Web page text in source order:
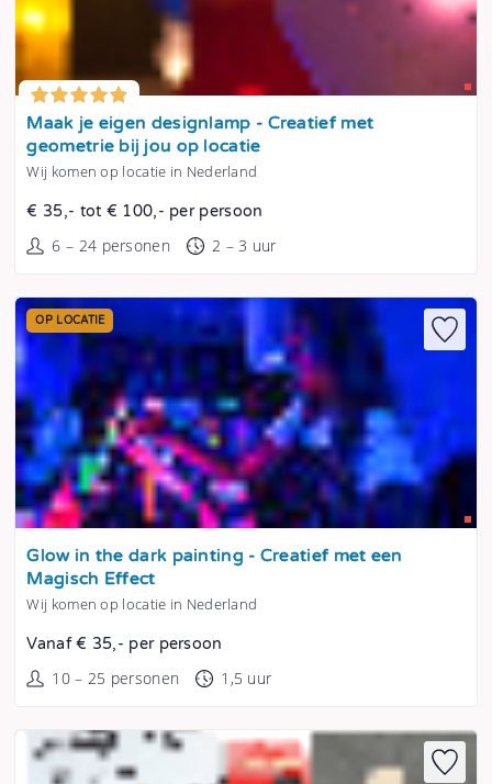
Tonen
Maak je eigen designlamp - Creatief met
geometrie bij jou op locatie
Wij komen op locatie in Nederland
€ 35,- tot € 100,- per persoon
6 – 24 personen 2 – 3 uur
Tonen
OP LOCATIE
Glow in the dark painting - Creatief met een
Magisch Effect
Wij komen op locatie in Nederland
Vanaf € 35,- per persoon
10 – 25 personen 1,5 uur